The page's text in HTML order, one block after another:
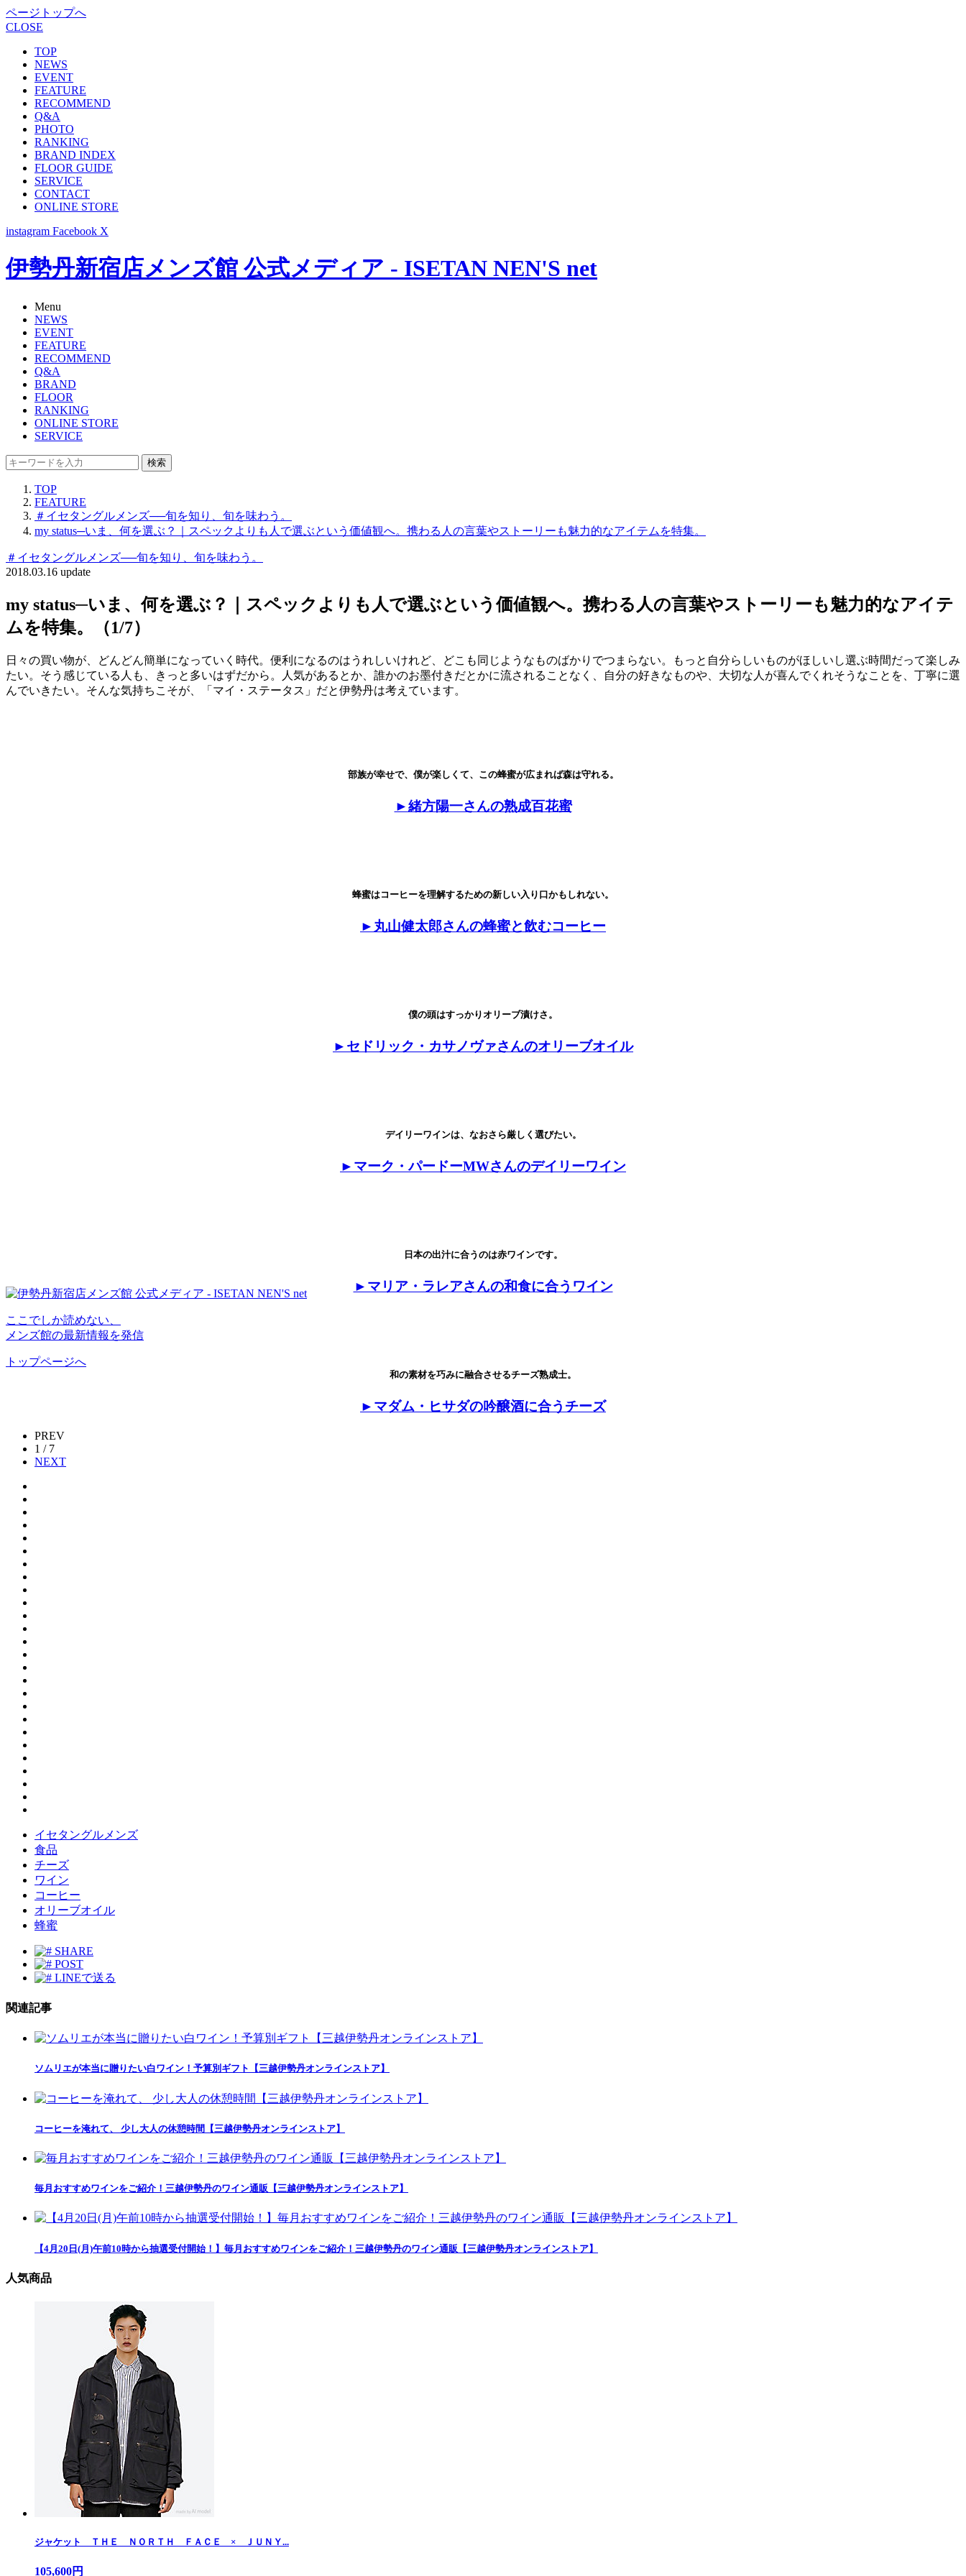
ページトップへ
CLOSE
TOP
NEWS
EVENT
FEATURE
RECOMMEND
Q&A
PHOTO
RANKING
BRAND INDEX
FLOOR GUIDE
SERVICE
CONTACT
ONLINE STORE
instagram Facebook X
伊勢丹新宿店メンズ館 公式メディア - ISETAN NEN'S net
Menu
NEWS
EVENT
FEATURE
RECOMMEND
Q&A
BRAND
FLOOR
RANKING
ONLINE STORE
SERVICE
検索
TOP
FEATURE
＃イセタングルメンズ──旬を知り、旬を味わう。
my status─いま、何を選ぶ？｜スペックよりも人で選ぶという価値観へ。携わる人の言葉やストーリーも魅力的なアイテムを特集。
＃イセタングルメンズ──旬を知り、旬を味わう。
2018.03.16 update
my status─いま、何を選ぶ？｜スペックよりも人で選ぶという価値観へ。携わる人の言葉やストーリーも魅力的なアイテ
ムを特集。（1/7）
日々の買い物が、どんどん簡単になっていく時代。便利になるのはうれしいけれど、どこも同じようなものばかりでつまらない。もっと自分らしいものがほしいし選ぶ時間だって楽しみ
たい。そう感じている人も、きっと多いはずだから。人気があるとか、誰かのお墨付きだとかに流されることなく、自分の好きなものや、大切な人が喜んでくれそうなことを、丁寧に選
んでいきたい。そんな気持ちこそが、「マイ・ステータス」だと伊勢丹は考えています。
部族が幸せで、僕が楽しくて、この蜂蜜が広まれば森は守れる。
►緒方陽一さんの熟成百花蜜
蜂蜜はコーヒーを理解するための新しい入り口かもしれない。
►丸山健太郎さんの蜂蜜と飲むコーヒー
僕の頭はすっかりオリーブ漬けさ。
►セドリック・カサノヴァさんのオリーブオイル
デイリーワインは、なおさら厳しく選びたい。
►マーク・パードーMWさんのデイリーワイン
日本の出汁に合うのは赤ワインです。
►マリア・ラレアさんの和食に合うワイン
和の素材を巧みに融合させるチーズ熟成士。
►マダム・ヒサダの吟醸酒に合うチーズ
PREV
1 / 7
NEXT
イセタングルメンズ
食品
チーズ
ワイン
コーヒー
オリーブオイル
蜂蜜
SHARE
POST
LINEで送る
関連記事
ソムリエが本当に贈りたい白ワイン！予算別ギフト【三越伊勢丹オンラインストア】
コーヒーを淹れて、 少し大人の休憩時間【三越伊勢丹オンラインストア】
毎月おすすめワインをご紹介！三越伊勢丹のワイン通販【三越伊勢丹オンラインストア】
【4月20日(月)午前10時から抽選受付開始！】毎月おすすめワインをご紹介！三越伊勢丹のワイン通販【三越伊勢丹オンラインストア】
人気商品
ジャケット ＴＨＥ ＮＯＲＴＨ ＦＡＣＥ × ＪＵＮＹ...
105,600円
ここでしか読めない、
メンズ館の最新情報を発信
トップページへ